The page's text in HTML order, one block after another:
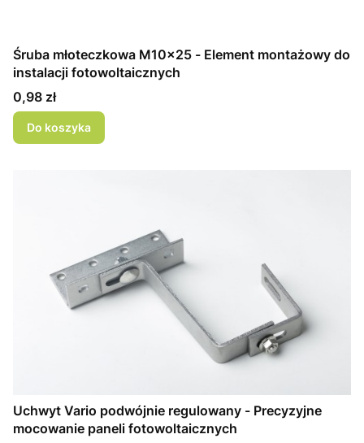
Śruba młoteczkowa M10x25 - Element montażowy do
instalacji fotowoltaicznych
Cena
0,98 zł
Do koszyka
Uchwyt Vario podwójnie regulowany - Precyzyjne
mocowanie paneli fotowoltaicznych